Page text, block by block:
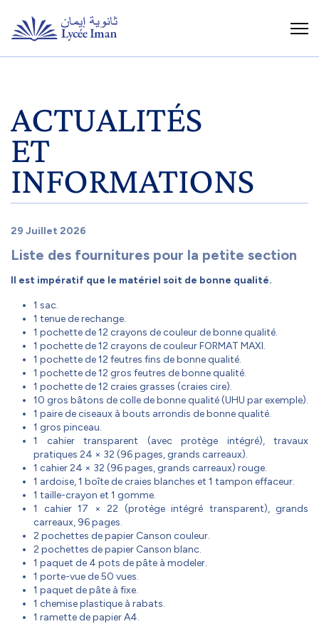
ACTUALITÉS
ET
INFORMATIONS
Liste des fournitures pour la petite section
29 Juillet 2026
Il est impératif que le matériel soit de bonne qualité.
1 sac.
1 tenue de rechange.
1 pochette de 12 crayons de couleur de bonne qualité.
1 pochette de 12 crayons de couleur FORMAT MAXI.
1 pochette de 12 feutres fins de bonne qualité.
1 pochette de 12 gros feutres de bonne qualité.
1 pochette de 12 craies grasses (craies cire).
10 gros bâtons de colle de bonne qualité (UHU par exemple).
1 paire de ciseaux à bouts arrondis de bonne qualité.
1 gros pinceau.
1 cahier transparent (avec protège intégré), travaux
pratiques 24 × 32 (96 pages, grands carreaux).
1 cahier 24 × 32 (96 pages, grands carreaux) rouge.
1 ardoise, 1 boîte de craies blanches et 1 tampon effaceur.
1 taille-crayon et 1 gomme.
1 cahier 17 × 22 (protège intégré transparent), grands
carreaux, 96 pages.
2 pochettes de papier Canson couleur.
2 pochettes de papier Canson blanc.
1 paquet de 4 pots de pâte à modeler.
1 porte-vue de 50 vues.
1 paquet de pâte à fixe.
1 chemise plastique à rabats.
1 ramette de papier A4.